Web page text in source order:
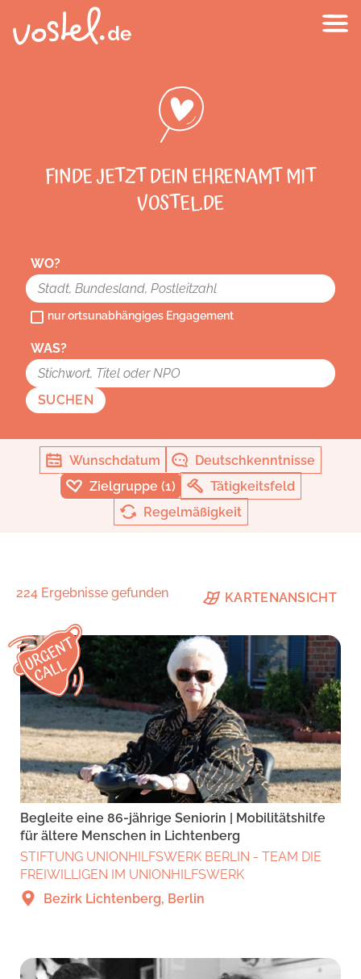
FINDE JETZT DEIN EHRENAMT MIT
VOSTEL.DE
WO?
nur ortsunabhängiges Engagement
WAS?
SUCHEN
Wunschdatum
Deutschkenntnisse
Zielgruppe (1)
Tätigkeitsfeld
Regelmäßigkeit
224 Ergebnisse gefunden KARTENANSICHT
Begleite eine 86-jährige Seniorin | Mobilitätshilfe
für ältere Menschen in Lichtenberg
STIFTUNG UNIONHILFSWERK BERLIN - TEAM DIE
FREIWILLIGEN IM UNIONHILFSWERK
Bezirk Lichtenberg, Berlin